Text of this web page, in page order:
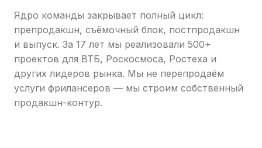
Ядро команды закрывает полный цикл:
препродакшн, съёмочный блок, постпродакшн
и выпуск. За 17 лет мы реализовали 500+
проектов для ВТБ, Роскосмоса, Ростеха и
других лидеров рынка. Мы не перепродаём
услуги фрилансеров — мы строим собственный
продакшн-контур.